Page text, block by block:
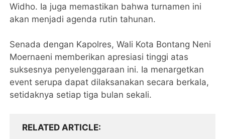
Widho. Ia juga memastikan bahwa turnamen ini
akan menjadi agenda rutin tahunan.
​Senada dengan Kapolres, Wali Kota Bontang Neni
Moernaeni memberikan apresiasi tinggi atas
suksesnya penyelenggaraan ini. Ia menargetkan
event serupa dapat dilaksanakan secara berkala,
setidaknya setiap tiga bulan sekali.
RELATED ARTICLE